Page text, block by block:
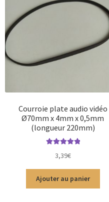
Courroie plate audio vidéo
Ø70mm x 4mm x 0,5mm
(longueur 220mm)
5
3,39€
Ajouter au panier